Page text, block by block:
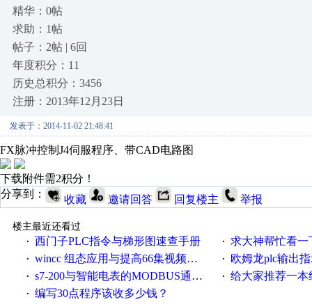
精华：0帖
求助：1帖
帖子：2帖 | 6回
年度积分：11
历史总积分：3456
注册：2013年12月23日
发表于：2014-11-02 21:48:41
FX脉冲控制J4伺服程序、带CAD电路图
下载附件需2积分！
分享到：
收藏 邀请回答 回复楼主 举报
楼主最近还看过
· 西门子PLC指令与梯形图速查手册 · 求大神帮忙看一
· wincc 组态应用与提高66集视频教程 · 欧姆龙plc输出指示
· s7-200与智能电表的MODBUS通讯验证可行 · 给大家推荐一本经典
· 编写30点程序该收多少钱？